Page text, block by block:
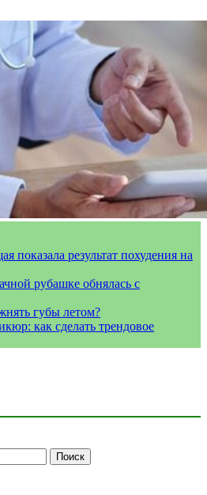
показала результат похудения на
рубашке обнялась с
губы летом?
как сделать трендовое